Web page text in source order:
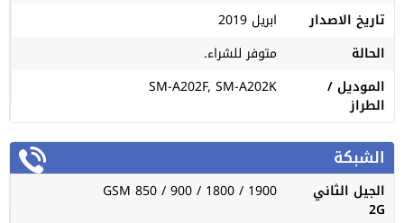
تاريخ الاصدار
ابريل 2019
الحالة
متوفر للشراء.
الموديل /
الطراز
SM-A202F, SM-A202K
الشبكة
الجيل الثاني
2G
GSM 850 / 900 / 1800 / 1900